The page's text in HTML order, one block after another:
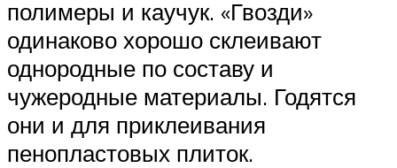
полимеры и каучук. «Гвозди»
одинаково хорошо склеивают
однородные по составу и
чужеродные материалы. Годятся
они и для приклеивания
пенопластовых плиток.